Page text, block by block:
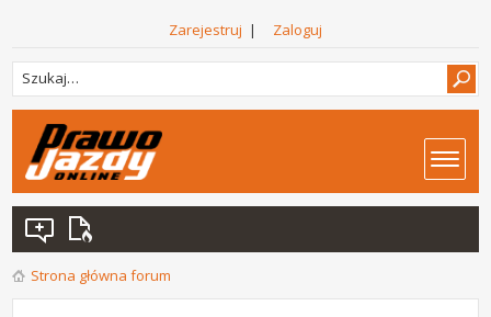
Zarejestruj | Zaloguj
Strona główna forum